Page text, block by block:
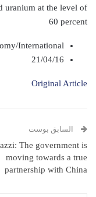
uranium at the level of
60 percent
International
21/04/16
Original Article
السابق بوست
The government is
moving towards a true
partnership with China